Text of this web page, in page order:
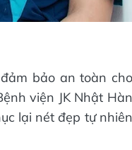
bảo an toàn cho
viện JK Nhật Hàn
lại nét đẹp tự nhiên